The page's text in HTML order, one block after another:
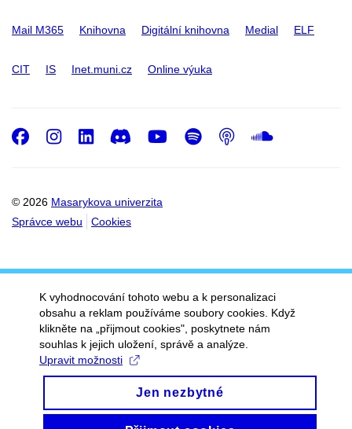
Mail M365 Knihovna Digitální knihovna Medial ELF
CIT IS Inet.muni.cz Online výuka
© 2026 Masarykova univerzita
Správce webu
Cookies
Facebook
Instagram
LinkedIn
DiscordYoutube
Spotify
Podcast
K vyhodnocování tohoto webu a k personalizaci
obsahu a reklam používáme soubory cookies. Když
klikněte na „přijmout cookies", poskytnete nám
souhlas k jejich uložení, správě a analýze.
Upravit možnosti
Jen nezbytné